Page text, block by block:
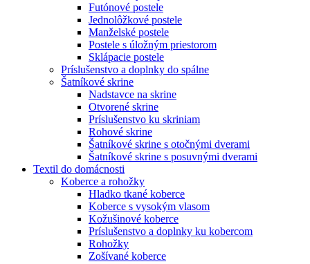
Futónové postele
Jednolôžkové postele
Manželské postele
Postele s úložným priestorom
Sklápacie postele
Príslušenstvo a doplnky do spálne
Šatníkové skrine
Nadstavce na skrine
Otvorené skrine
Príslušenstvo ku skriniam
Rohové skrine
Šatníkové skrine s otočnými dverami
Šatníkové skrine s posuvnými dverami
Textil do domácnosti
Koberce a rohožky
Hladko tkané koberce
Koberce s vysokým vlasom
Kožušinové koberce
Príslušenstvo a doplnky ku kobercom
Rohožky
Zošívané koberce